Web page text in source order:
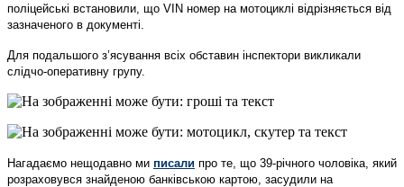
поліцейські встановили, що VIN номер на мотоциклі відрізняється від
зазначеного в документі.
Для подальшого з’ясування всіх обставин інспектори викликали
слідчо-оперативну групу.
Нагадаємо нещодавно ми писали про те, що 39-річного чоловіка, який
розраховувся знайденою банківською картою, засудили на